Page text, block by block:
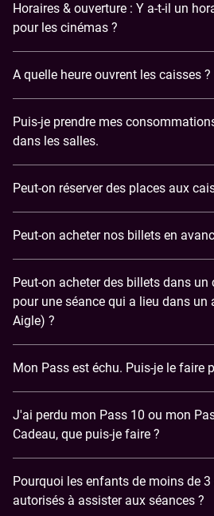
Horaires & ouverture : Y a-t-il un
pour les cinémas ?
A quelle heure ouvrent les caisses ?
Puis-je prendre mes
dans les salles.
Peut-on réserver des places aux
Peut-on acheter nos billets en
Peut-on acheter des billets dans un
pour une séance qui a lieu dans un
Aigle) ?
Mon Pass est échu. Puis-je le faire
J'ai perdu mon Pass 10 ou mon
Cadeau, que puis-je faire ?
Pourquoi les enfants de moins de
autorisés à assister aux séances ?